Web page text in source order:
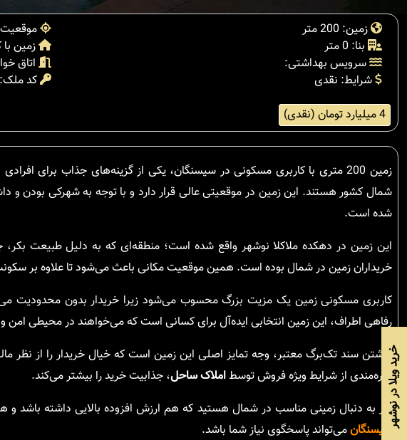
زمین: 200 متر
بنا: 0 متر
زمین
سرویس بهداشتی:
اتاق
شرایط: نقدی
کد
4 میلیارد تومان (نقدی)
زمین 200 متری با کاربری مسکونی در سیسنگان، یکی از گزینه‌های جذاب برای
شمال کشور هستند. این زمین در موقعیتی عالی قرار دارد و با توجه به شهرکی بودن
شده است.
این زمین در دهکده ملاکلا نوشهر واقع شده است؛ منطقه‌ای که به دلیل طبیعت
خریداران زمین در شمال بوده است. همین موقعیت مکانی باعث می‌شود تا علاوه بر
کاربری مسکونی زمین یک مزیت بزرگ محسوب می‌شود زیرا خریدار بدون محدودیت
رفاهی اطراف، این زمین انتخابی ایده‌آل برای کسانی است که می‌خواهند در محیطی امن و
داشتن سند تک‌برگ معتبر، وجه تمایز اصلی این زمین است که خیال خریدار را از نظر
بهره‌مندی از شرایط ویژه فروش توسطاملاک ساحل، جذابیت خرید را بیشتر می‌کند.
اگر به دنبال زمینی مناسب در شمال هستید که هم ارزش افزوده بالایی داشته باشد
سیسنگانمی‌تواند پاسخگوی نیاز شما باشد.
خرید ویلا در نوشهر